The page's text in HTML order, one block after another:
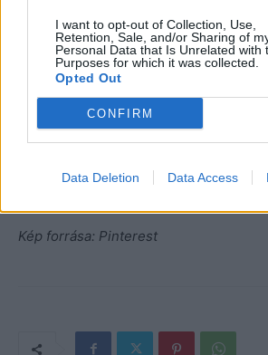
I want to opt-out of Collection, Use,
Retention, Sale, and/or Sharing of
Personal Data that Is Unrelated with
Purposes for which it was collected.
Opted Out
CONFIRM
Data Deletion Data Access
– Ha tudtam volna, hogy ekkora
csaplak!– suttogta vigyorogva, és
csúnya kardigánt. Egy pillanatra
áprilisi szél átsuhant a sírok között.
sodort volna magával, de tán csak
ahhoz még elég meleg, gondolta, és
Kép forrása: Pinterest